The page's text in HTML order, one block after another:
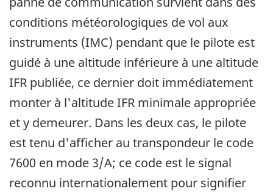
conditions météorologiques de vol aux
instruments (IMC) pendant que le pilote est
guidé à une altitude inférieure à une altitude
IFR publiée, ce dernier doit immédiatement
monter à l'altitude IFR minimale appropriée
et y demeurer. Dans les deux cas, le pilote
est tenu d'afficher au transpondeur le code
7600 en mode 3/A; ce code est le signal
reconnu internationalement pour signifier